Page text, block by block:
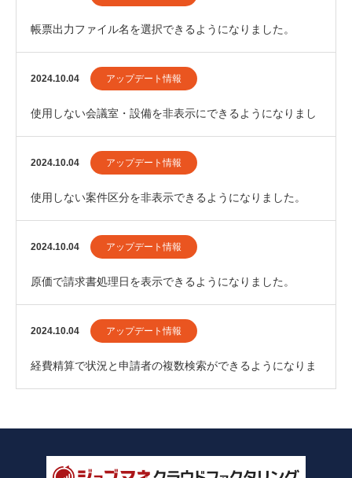
帳票出力ファイル名を選択できるようになりました。
2024.10.04 アップデート情報
使用しない会議室・設備を非表示にできるようになりまし
た。
2024.10.04 アップデート情報
使用しない案件区分を非表示できるようになりました。
2024.10.04 アップデート情報
原価で請求書処理日を表示できるようになりました。
2024.10.04 アップデート情報
経費精算で状況と申請者の複数検索ができるようになりま